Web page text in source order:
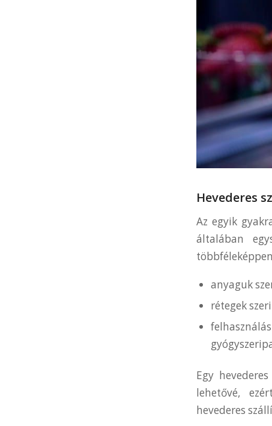
Hevederes
Az egyik
általában
anyaguk
rétegek
Egy
lehetővé,
hevederes